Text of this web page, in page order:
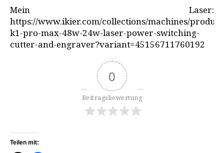
Mein Laser:
https://www.ikier.com/collections/machines/
k1-pro-max-48w-24w-laser-power-switching-
cutter-and-engraver?variant=45156711760192
0
Beitragsbewertung
Teilen mit: